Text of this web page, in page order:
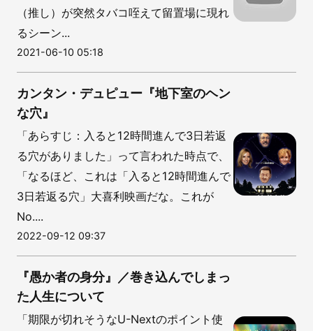
（推し）が突然タバコ咥えて留置場に現れ
るシーン...
2021-06-10 05:18
カンタン・デュピュー『地下室のヘン
な穴』
「あらすじ：入ると12時間進んで3日若返
る穴がありました」って言われた時点で、
「なるほど、これは「入ると12時間進んで
3日若返る穴」大喜利映画だな。これが
No....
2022-09-12 09:37
『愚か者の身分』／巻き込んでしまっ
た人生について
「期限が切れそうなU-Nextのポイント使